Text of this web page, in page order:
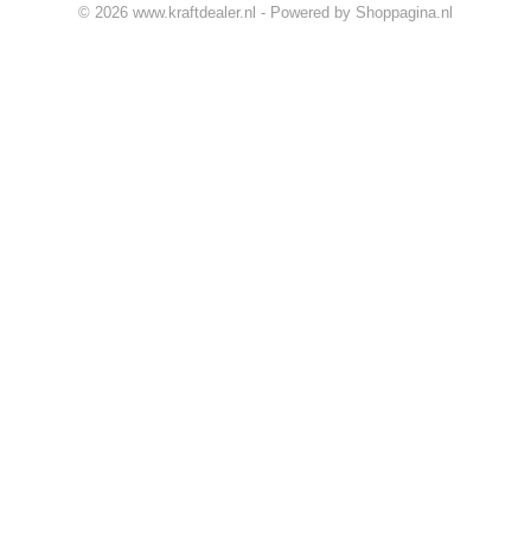
© 2026 www.kraftdealer.nl - Powered by Shoppagina.nl